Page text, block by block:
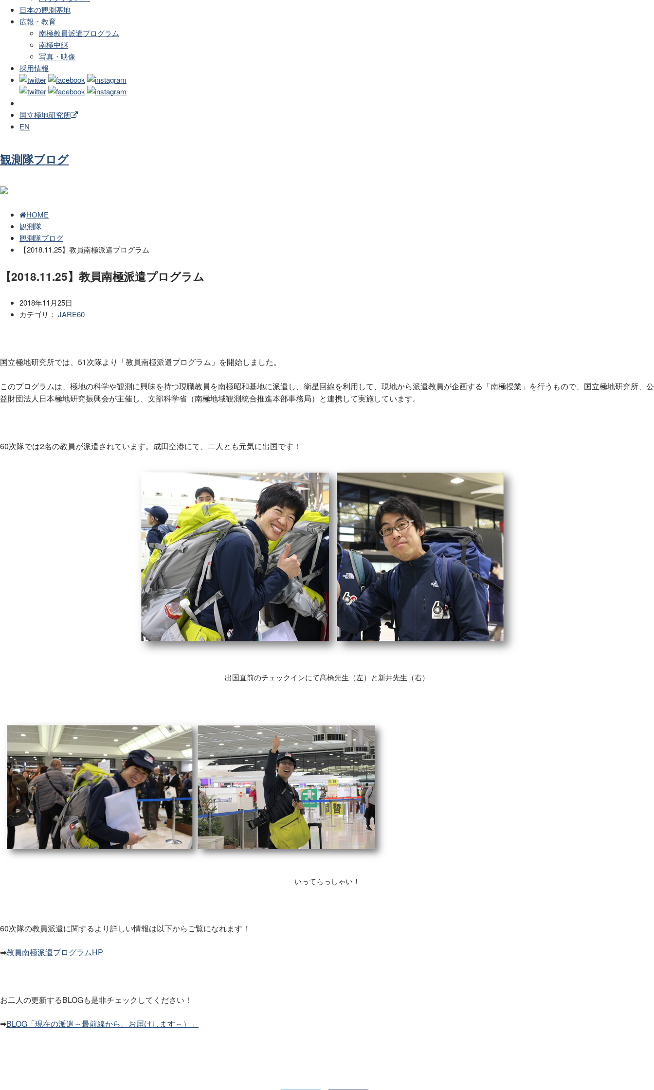
日本の観測基地
広報・教育
南極教員派遣プログラム
南極中継
写真・映像
採用情報
国立極地研究所
EN
観測隊ブログ
HOME
観測隊
観測隊ブログ
【2018.11.25】教員南極派遣プログラム
【2018.11.25】教員南極派遣プログラム
2018年11月25日
カテゴリ： JARE60
国立極地研究所では、51次隊より「教員南極派遣プログラム」を開始しました。
このプログラムは、極地の科学や観測に興味を持つ現職教員を南極昭和基地に派遣し、衛星回線を利用して、現地から派遣教員が企画する「南極授業」を行うもので、国立極地研究所、公
益財団法人日本極地研究振興会が主催し、文部科学省（南極地域観測統合推進本部事務局）と連携して実施しています。
60次隊では2名の教員が派遣されています。成田空港にて、二人とも元気に出国です！
出国直前のチェックインにて髙橋先生（左）と新井先生（右）
いってらっしゃい！
60次隊の教員派遣に関するより詳しい情報は以下からご覧になれます！
➡教員南極派遣プログラムHP
お二人の更新するBLOGも是非チェックしてください！
➡BLOG「現在の派遣～最前線から、お届けします～）」